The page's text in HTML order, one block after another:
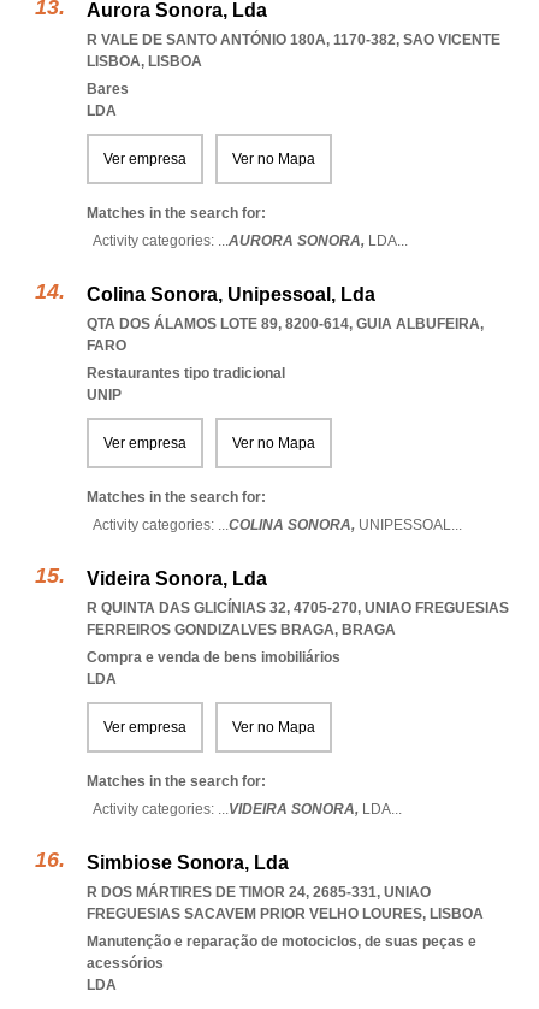
Aurora Sonora, Lda
R VALE DE SANTO ANTÓNIO 180A, 1170-382, SAO VICENTE
LISBOA, LISBOA
Bares
LDA
Ver empresa Ver no Mapa
Matches in the search for:
Activity categories: ...AURORA SONORA, LDA...
Colina Sonora, Unipessoal, Lda
QTA DOS ÁLAMOS LOTE 89, 8200-614, GUIA ALBUFEIRA,
FARO
Restaurantes tipo tradicional
UNIP
Ver empresa Ver no Mapa
Matches in the search for:
Activity categories: ...COLINA SONORA, UNIPESSOAL...
Videira Sonora, Lda
R QUINTA DAS GLICÍNIAS 32, 4705-270, UNIAO FREGUESIAS
FERREIROS GONDIZALVES BRAGA, BRAGA
Compra e venda de bens imobiliários
LDA
Ver empresa Ver no Mapa
Matches in the search for:
Activity categories: ...VIDEIRA SONORA, LDA...
Simbiose Sonora, Lda
R DOS MÁRTIRES DE TIMOR 24, 2685-331, UNIAO
FREGUESIAS SACAVEM PRIOR VELHO LOURES, LISBOA
Manutenção e reparação de motociclos, de suas peças e
acessórios
LDA